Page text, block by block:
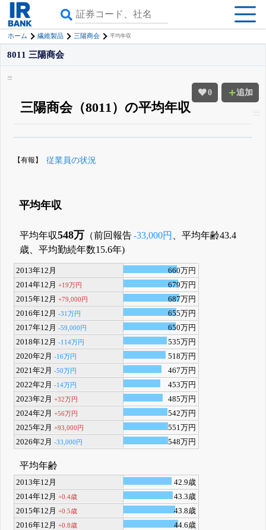
ホーム 繊維製品 三陽商会 平均年収
0 追加
8011 三陽商会
三陽商会（8011）の平均年収
く追える
無料でβ版をはじめる
【有報】 従業員の状況
平均年収
平均年収548万 （前回報告-33,000円
、平均年齢43.4
歳、平均勤続年数15.6年)
2013年12月
660万円
2014年12月+19万円
679万円
2015年12月+79,000円
687万円
2016年12月-31万円
655万円
2017年12月-59,000円
650万円
2018年12月-114万円
535万円
2020年2月-16万円
518万円
2021年2月-50万円
467万円
2022年2月-14万円
453万円
2023年2月+32万円
485万円
2024年2月+56万円
542万円
2025年2月+93,000円
551万円
2026年2月-33,000円 548万円
平均年齢
2013年12月
42.9歳
2014年12月+0.4歳
43.3歳
2015年12月+0.5歳
43.8歳
2016年12月+0.8歳
44.6歳